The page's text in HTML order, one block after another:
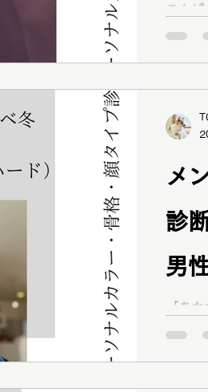
男
ナ
こん
ーソナ
診断ア
イプア
ー（
メン
の魅
性S様
から
ーソナ
ベス
もご快
ー診断
メ
診
男性
「あ
ラーア